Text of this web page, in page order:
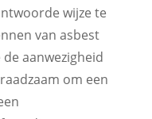
wijze te
van asbest
aanwezigheid
om een